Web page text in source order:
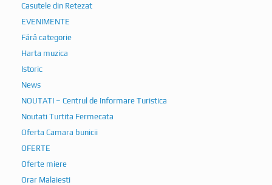
Casutele din Retezat
EVENIMENTE
Fără categorie
Harta muzica
Istoric
News
NOUTATI – Centrul de Informare Turistica
Noutati Turtita Fermecata
Oferta Camara bunicii
OFERTE
Oferte miere
Orar Malaiesti